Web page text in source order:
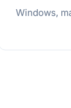
Windows,